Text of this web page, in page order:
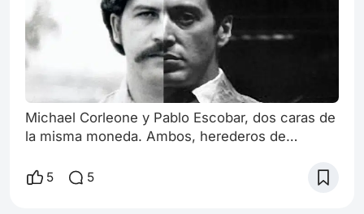
Michael Corleone y Pablo Escobar, dos caras de
la misma moneda. Ambos, herederos de
intercambiaron la inocencia de la juventud por la
5 5